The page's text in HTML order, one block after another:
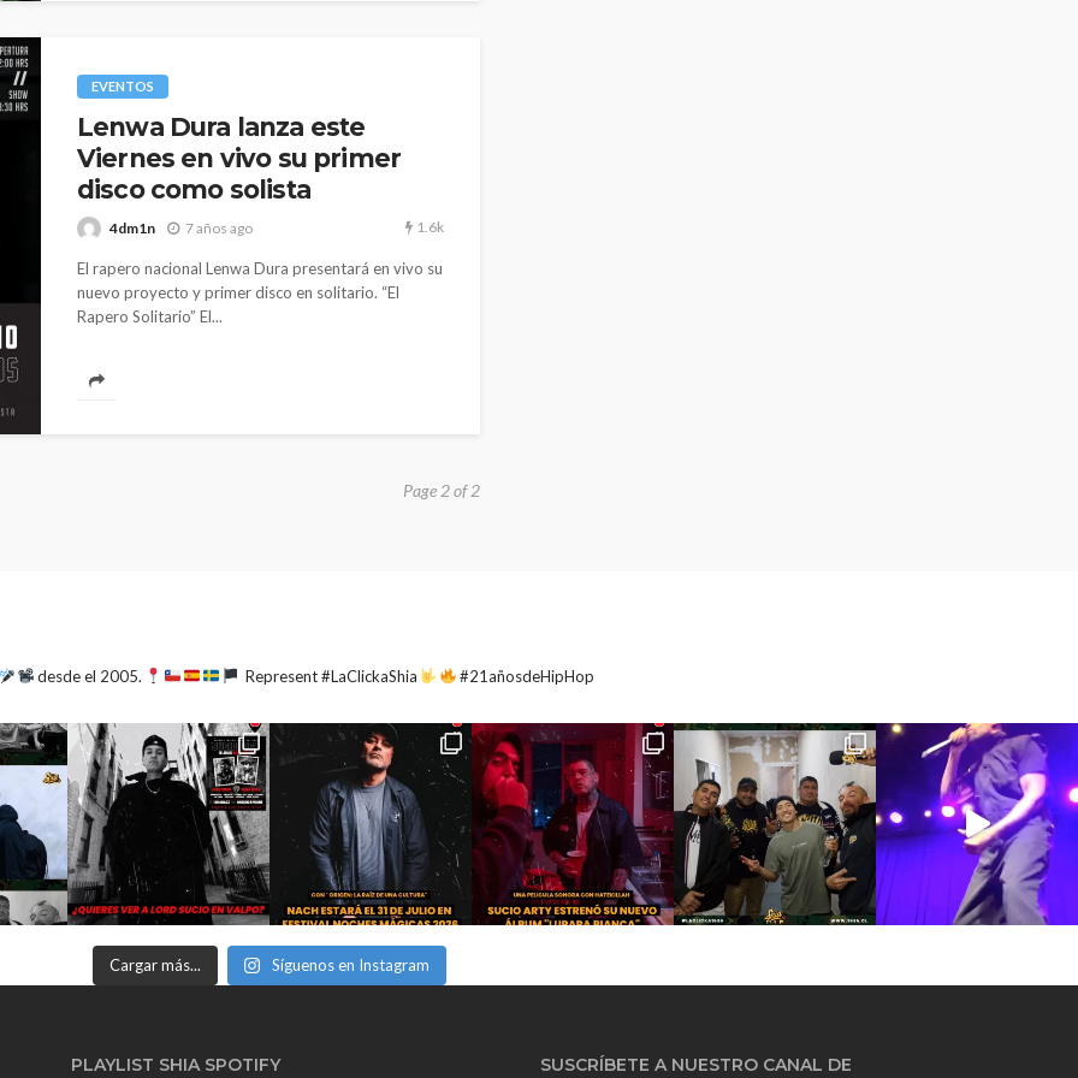
EVENTOS
Lenwa Dura lanza este
Viernes en vivo su primer
disco como solista
4dm1n 7 años ago 1.6k
El rapero nacional Lenwa Dura presentará en vivo su
nuevo proyecto y primer disco en solitario. “El
Rapero Solitario” El...
Page 2 of 2
desde el 2005. Represent #LaClickaShia #21añosdeHipHop
Cargar más... Síguenos en Instagram
PLAYLIST SHIA SPOTIFY SUSCRÍBETE A NUESTRO CANAL DE